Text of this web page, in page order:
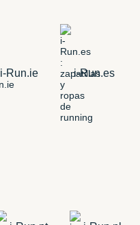
i-Run.ie i-Run.es